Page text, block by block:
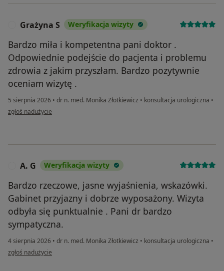
Grażyna S Weryfikacja wizyty
Bardzo miła i kompetentna pani doktor .
Odpowiednie podejście do pacjenta i problemu
zdrowia z jakim przyszłam. Bardzo pozytywnie
oceniam wizytę .
5 sierpnia 2026 • dr n. med. Monika Złotkiewicz • konsultacja urologiczna •
w opinii użytkownika Grażyna S
zgłoś nadużycie
A. G Weryfikacja wizyty
Bardzo rzeczowe, jasne wyjaśnienia, wskazówki.
Gabinet przyjazny i dobrze wyposażony. Wizyta
odbyła się punktualnie . Pani dr bardzo
sympatyczna.
4 sierpnia 2026 • dr n. med. Monika Złotkiewicz • konsultacja urologiczna •
w opinii użytkownika A. G
zgłoś nadużycie